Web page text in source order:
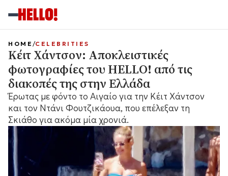
HOME CELEBRITIES
Κέιτ Χάντσον: Αποκλειστικές
φωτογραφίες του HELLO! από τις
διακοπές της στην Ελλάδα
Έρωτας με φόντο το Αιγαίο για την Κέιτ Χάντσον
και τον Ντάνι Φουτζικάουα, που επέλεξαν τη
Σκιάθο για ακόμα μία χρονιά.